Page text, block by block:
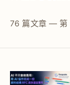
76 篇文章 — 第